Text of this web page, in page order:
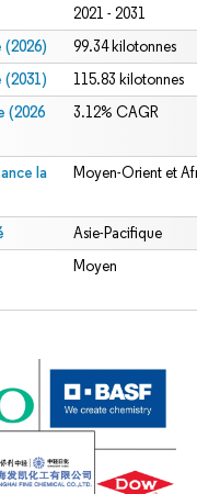
2021 - 2031
(2026) 99.34 kilotonnes
(2031) 115.83 kilotonnes
(2026
3.12% CAGR
la
Moyen-Orient et
Asie-Pacifique
Moyen
La réutilisation nécessite